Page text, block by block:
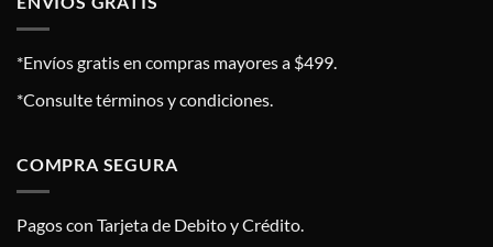
*Envíos gratis en compras mayores a $499.
*Consulte términos y condiciones.
COMPRA SEGURA
Pagos con Tarjeta de Debito y Crédito.